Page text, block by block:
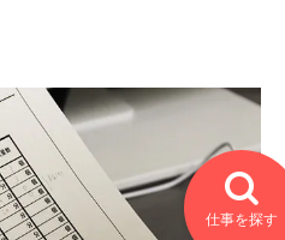
仕事を探す